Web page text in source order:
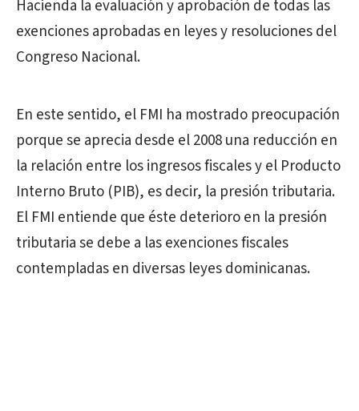
Hacienda la evaluación y aprobación de todas las
exenciones aprobadas en leyes y resoluciones del
Congreso Nacional.
En este sentido, el FMI ha mostrado preocupación
porque se aprecia desde el 2008 una reducción en
la relación entre los ingresos fiscales y el Producto
Interno Bruto (PIB), es decir, la presión tributaria.
El FMI entiende que éste deterioro en la presión
tributaria se debe a las exenciones fiscales
contempladas en diversas leyes dominicanas.